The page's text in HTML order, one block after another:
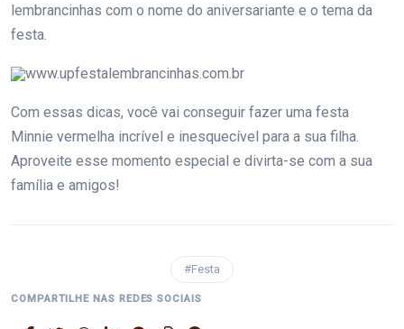
lembrancinhas com o nome do aniversariante e o tema da
festa.
www.upfestalembrancinhas.com.br
Com essas dicas, você vai conseguir fazer uma festa
Minnie vermelha incrível e inesquecível para a sua filha.
Aproveite esse momento especial e divirta-se com a sua
família e amigos!
#Festa
COMPARTILHE NAS REDES SOCIAIS